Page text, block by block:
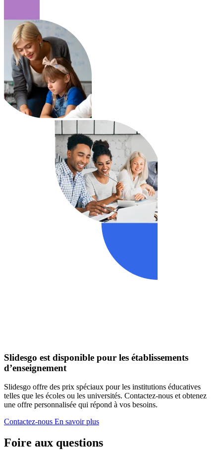
Slidesgo est disponible pour les établissements
d’enseignement
Slidesgo offre des prix spéciaux pour les institutions éducatives
telles que les écoles ou les universités. Contactez-nous et obtenez
une offre personnalisée qui répond à vos besoins.
Contactez-nous En savoir plus
Foire aux questions